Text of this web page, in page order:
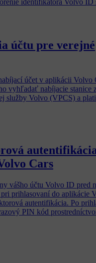
identifikátora Volvo ID
časť týkajúcu sa vášho
účtu pre verejné
účet v aplikácii Volvo
vyhľadať nabíjacie stanice
služby Volvo (VPCS) a
Cars
vášho účtu Volvo ID pred
prihlasovaní do aplikácie
autentifikácia. Po
PIN kód
ID. Zadajte tento kód, aby